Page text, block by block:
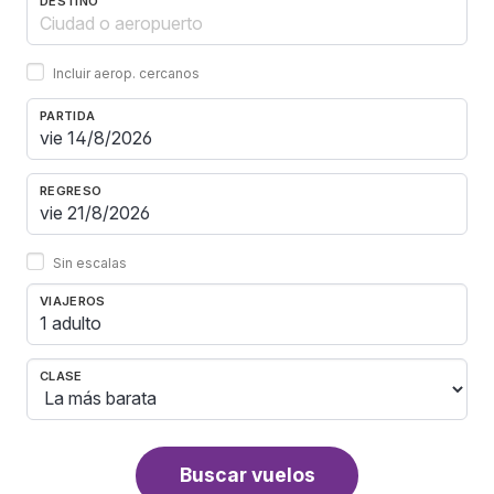
Incluir aerop. cercanos
PARTIDA
REGRESO
Sin escalas
VIAJEROS
1 adulto
CLASE
Buscar vuelos